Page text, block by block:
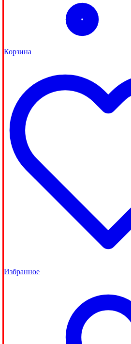
Корзина
Избранное